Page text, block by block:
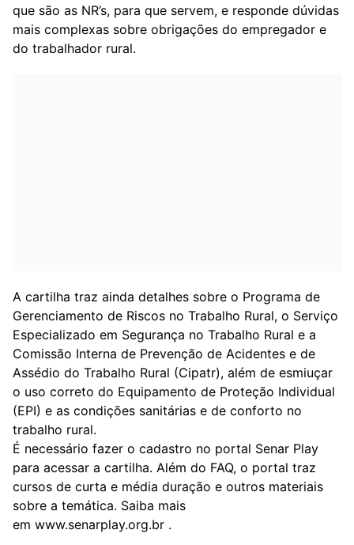
que são as NR’s, para que servem, e responde dúvidas
mais complexas sobre obrigações do empregador e
do trabalhador rural.
A cartilha traz ainda detalhes sobre o Programa de
Gerenciamento de Riscos no Trabalho Rural, o Serviço
Especializado em Segurança no Trabalho Rural e a
Comissão Interna de Prevenção de Acidentes e de
Assédio do Trabalho Rural (Cipatr), além de esmiuçar
o uso correto do Equipamento de Proteção Individual
(EPI) e as condições sanitárias e de conforto no
trabalho rural.
É necessário fazer o cadastro no portal Senar Play
para acessar a cartilha. Além do FAQ, o portal traz
cursos de curta e média duração e outros materiais
sobre a temática. Saiba mais
em www.senarplay.org.br .